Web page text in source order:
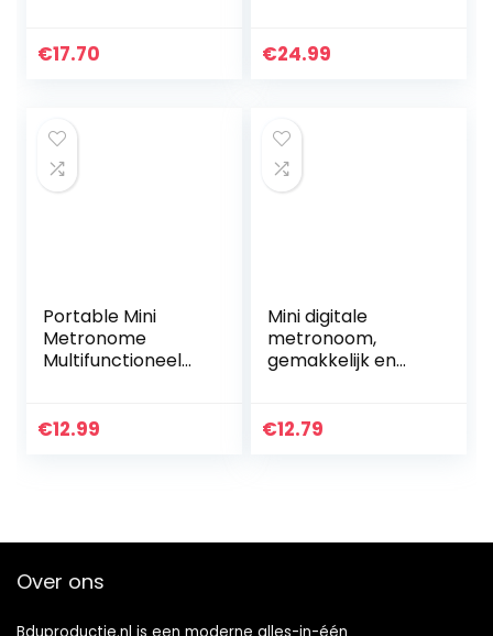
€17.70
bas, ukelele,
€24.99
Portable Mini
Metronome
Multifunctioneel
voor Piano Viool
€12.99
Mini digitale
metronoom,
gemakkelijk en
dragen en te
€12.79
Over ons